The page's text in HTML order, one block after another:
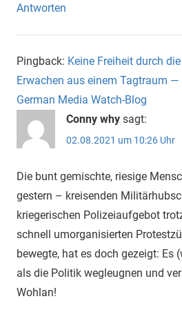
Antworten
Pingback: Keine Freiheit durch
Erwachen aus einem Tagtraum —
German Media Watch-Blog
Conny why sagt:
02.08.2021 um 10:26 Uhr
Die bunt gemischte, riesige
gestern – kreisenden
kriegerischen Polizeiaufgebot
schnell umorganisierten
bewegte, hat es doch gezeigt: Es
als die Politik wegleugnen und
Wohlan!